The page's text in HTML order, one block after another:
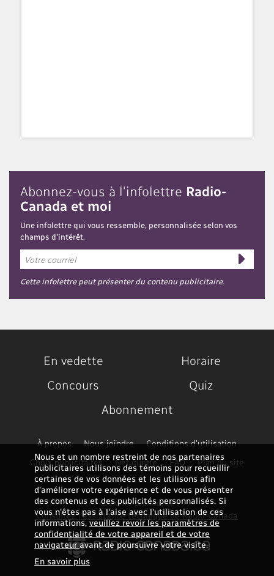
Abonnez-vous à l’infolettre Radio-
Canada et moi
Une infolettre qui vous ressemble, personnalisée selon vos
champs d'intérêt.
Cette infolettre peut présenter du contenu publicitaire.
Nous et un nombre restreint de nos partenaires
publicitaires utilisons des témoins pour recueillir
certaines de vos données et les utilisons afin
d’améliorer votre expérience et de vous présenter
des contenus et des publicités personnalisés. Si
vous n'êtes pas à l'aise avec l'utilisation de ces
informations,veuillez revoir les paramètres de
confidentialité de votre appareil et de votre
navigateuravant de poursuivre votre visite.
En savoir plus
En vedette
Horaire
Concours
Quiz
Abonnement
À propos Nous joindre
Conditions d'utilisation
Choix publicitaires
Nétiquette FAQ Plan du site
Problème technique ?
Consultez l'assistance technique de Radio-Canada